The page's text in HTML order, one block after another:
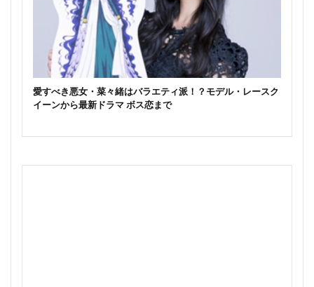
愛すべき悪女・菜々緒はバラエティ派！？モデル・レースク
イーンから最新ドラマ ボス恋まで